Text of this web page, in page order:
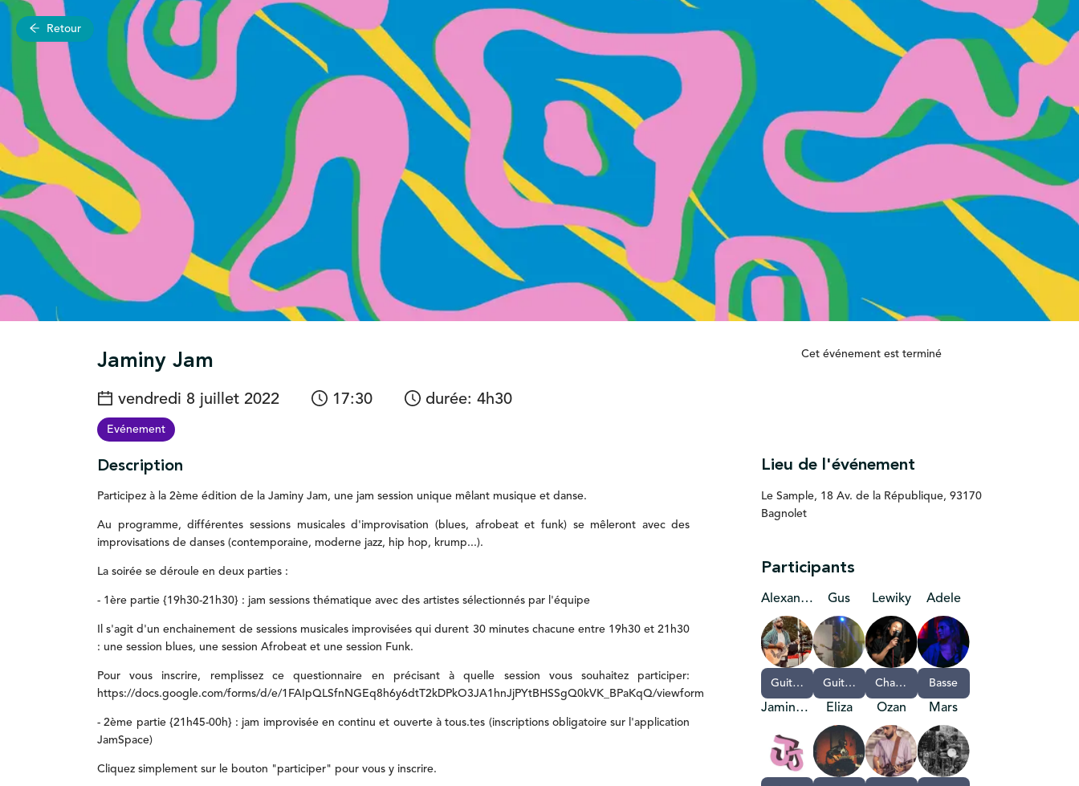
Retour
Jaminy Jam
vendredi 8 juillet 2022 17:30 durée: 4h30
Evénement
Description
Participez à la 2ème édition de la Jaminy Jam, une jam session unique mêlant musique et danse.
Au programme,différentes sessions musicalesd'improvisation (blues, afrobeatet funk) se mêleront avecdes
improvisations de danses (contemporaine, moderne jazz, hip hop, krump...).
La soirée se déroule en deux parties :
- 1ère partie {19h30-21h30} : jam sessions thématique avec des artistes sélectionnés par l'équipe
Ils'agitd'unenchainement de sessions musicales improviséesquidurent 30 minutes chacune entre 19h30et21h30
: une session blues, une session Afrobeat et une session Funk.
Pourvous inscrire, remplissezcequestionnaire en précisantàquelle session voussouhaitez participer:
https://docs.google.com/forms/d/e/1FAIpQLSfnNGEq8h6y6dtT2kDPkO3JA1hnJjPYtBHSSgQ0kVK_BPaKqQ/viewform
-2ème partie {21h45-00h} : jam improvisée encontinuet ouverteàtous.tes (inscriptions obligatoiresur l'application
JamSpace)
Cliquez simplement sur le bouton "participer" pour vous y inscrire.
Cet événement est terminé
Lieu de l'événement
Le Sample, 18 Av. de la République, 93170
Bagnolet
Participants
Alexandre
Guitare
Gus
Guitare,Basse
Lewiky
Chant,Guitare
Adele
Basse
Jaminy Jam Eliza Ozan Mars